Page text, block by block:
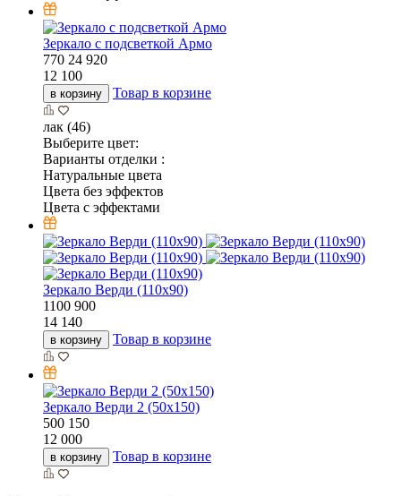
Зеркало с подсветкой Армо
770 24 920
12 100
в корзину Товар в корзине
лак (46)
Выберите цвет:
Варианты отделки :
Натуральные цвета
Цвета без эффектов
Цвета с эффектами
Зеркало Верди (110х90)
1100 900
14 140
в корзину Товар в корзине
Зеркало Верди 2 (50х150)
500 150
12 000
в корзину Товар в корзине